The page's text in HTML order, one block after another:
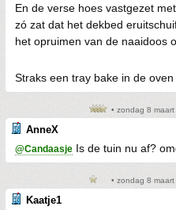
En de verse hoes vastgezet
zó zat dat het dekbed
het opruimen van de naaidoos
Straks een tray bake in de oven
• zondag 8
AnneX
@Candaasje Is de tuin nu af?
• zondag 8
Kaatje1